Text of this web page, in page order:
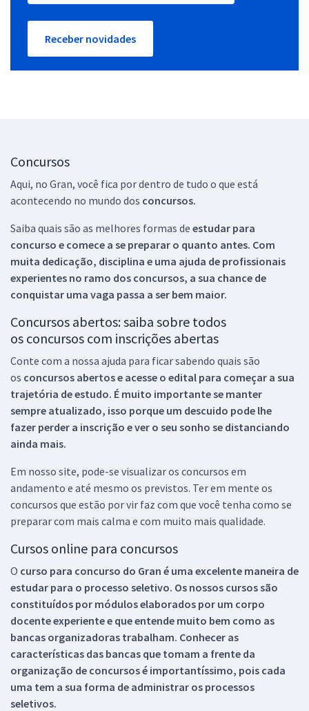
Receber novidades
Concursos
Aqui, no Gran, você fica por dentro de tudo o que está
acontecendo no mundo dos concursos.
Saiba quais são as melhores formas de estudar para
concurso e comece a se preparar o quanto antes. Com
muita dedicação, disciplina e uma ajuda de profissionais
experientes no ramo dos concursos, a sua chance de
conquistar uma vaga passa a ser bem maior.
Concursos abertos: saiba sobre todos
os concursos com inscrições abertas
Conte com a nossa ajuda para ficar sabendo quais são
os concursos abertos e acesse o edital para começar a sua
trajetória de estudo. É muito importante se manter
sempre atualizado, isso porque um descuido pode lhe
fazer perder a inscrição e ver o seu sonho se distanciando
ainda mais.
Em nosso site, pode-se visualizar os concursos em
andamento e até mesmo os previstos. Ter em mente os
concursos que estão por vir faz com que você tenha como se
preparar com mais calma e com muito mais qualidade.
Cursos online para concursos
O curso para concurso do Gran é uma excelente maneira de
estudar para o processo seletivo. Os nossos cursos são
constituídos por módulos elaborados por um corpo
docente experiente e que entende muito bem como as
bancas organizadoras trabalham. Conhecer as
características das bancas que tomam a frente da
organização de concursos é importantíssimo, pois cada
uma tem a sua forma de administrar os processos
seletivos.